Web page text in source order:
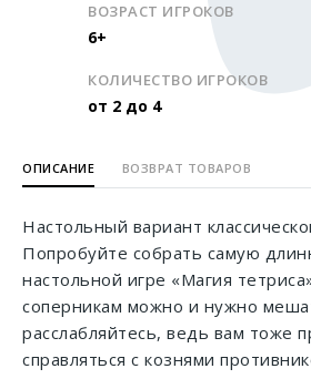
ВОЗРАСТ ИГРОКОВ
6+
КОЛИЧЕСТВО ИГРОКОВ
от 2 до 4
ОПИСАНИЕ ВОЗВРАТ ТОВАРОВ
Настольный вариант
Попробуйте собрать самую
настольной игре «Магия
соперникам можно и нужно
расслабляйтесь, ведь вам тоже
справляться с кознями